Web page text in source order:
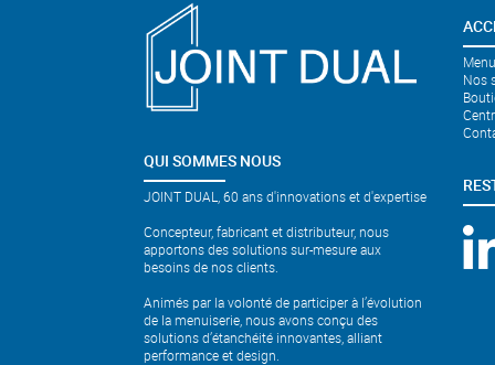
QUI SOMMES NOUS
JOINT DUAL, 60 ans d'innovations et d'expertise
Concepteur, fabricant et distributeur, nous
apportons des solutions sur-mesure aux
besoins de nos clients.
Animés par la volonté de participer à l’évolution
de la menuiserie, nous avons conçu des
solutions d’étanchéité innovantes, alliant
performance et design.
Nos